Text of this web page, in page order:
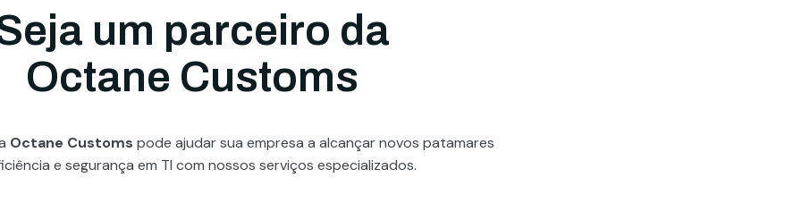
um parceiro da
Octane Customs
Octane Customs pode ajudar sua empresa a alcançar novos patamares
e segurança em TI com nossos serviços especializados.